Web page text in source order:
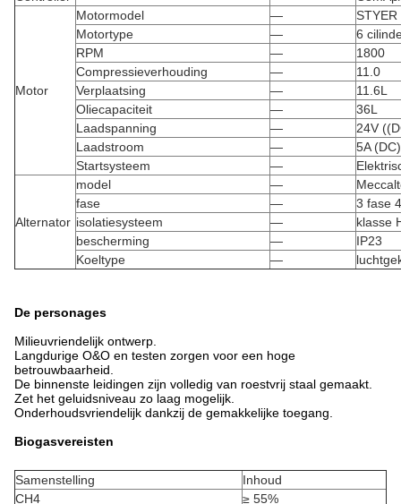
Motor
Motormodel —
STYER
Motortype
—
6
RPM
—
1800
Compressieverhouding
—
11.0
Verplaatsing
—
11.6L
Oliecapaciteit
—
36L
Laadspanning
—
24V
Laadstroom
—
5A (DC)
Startsysteem
—
Alternator
model —
fase
—
3 fase
isolatiesysteem
—
klasse
bescherming
—
IP23
Koeltype
—
De personages
Milieuvriendelijk ontwerp.
Langdurige O&O en testen zorgen voor een hoge
betrouwbaarheid.
De binnenste leidingen zijn volledig van roestvrij staal gemaakt.
Zet het geluidsniveau zo laag mogelijk.
Onderhoudsvriendelijk dankzij de gemakkelijke toegang.
Biogasvereisten
Samenstelling
Inhoud
CH4
≥ 55%